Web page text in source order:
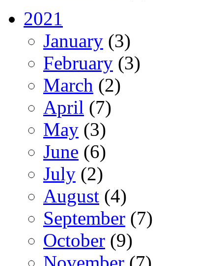
2021
January (3)
February (3)
March (2)
April (7)
May (3)
June (6)
July (2)
August (4)
September (7)
October (9)